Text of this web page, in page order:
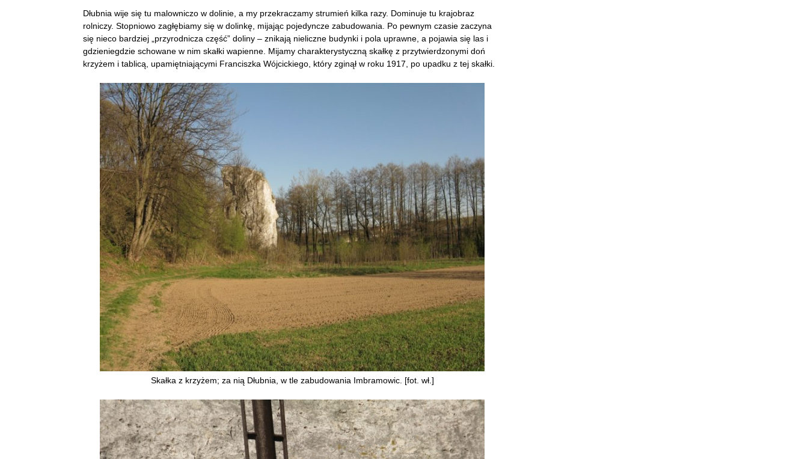
Dłubnia wije się tu malowniczo w dolinie, a my przekraczamy strumień kilka razy. Dominuje tu krajobraz
rolniczy. Stopniowo zagłębiamy się w dolinkę, mijając pojedyncze zabudowania. Po pewnym czasie zaczyna
się nieco bardziej „przyrodnicza część” doliny – znikają nieliczne budynki i pola uprawne, a pojawia się las i
gdzieniegdzie schowane w nim skałki wapienne. Mijamy charakterystyczną skałkę z przytwierdzonymi doń
krzyżem i tablicą, upamiętniającymi Franciszka Wójcickiego, który zginął w roku 1917, po upadku z tej skałki.
Skałka z krzyżem; za nią Dłubnia, w tle zabudowania Imbramowic. [fot. wł.]